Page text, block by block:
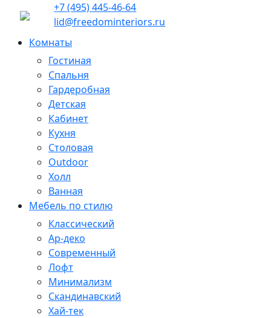
+7 (495) 445-46-64
lid@freedominteriors.ru
Комнаты
Гостиная
Спальня
Гардеробная
Детская
Кабинет
Кухня
Столовая
Outdoor
Холл
Ванная
Мебель по стилю
Классический
Ар-деко
Современный
Лофт
Минимализм
Скандинавский
Хай-тек